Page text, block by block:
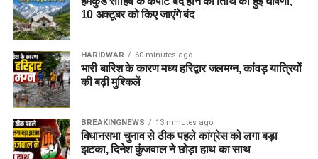
लिए आवश्यक व्यावहारिक कौशल की जांच हेतु स्किल टेस्ट लिया
जाएगा (जहां लागू हो)।
दस्तावेज सत्यापन (Document Verification – DV):
लिखित परीक्षा और स्किल टेस्ट की मेरिट के आधार पर शॉर्टलिस्ट
किए गए उम्मीदवारों को अपने मूल प्रमाणपत्रों की जांच करानी
होगी।
चिकित्सा परीक्षण (Medical Examination):अंतिम चयन से
पहले उम्मीदवारों का शारीरिक रूप से पद के योग्य होने की पुष्टि के
10 अक्टूबर को किए जाएंंगे बंद
HARIDWAR 60 minutes ago
भारी बारिश के कारण मध्य हरिद्वार जलमग्न, कांवड़ यात्रियों
की बढ़ी मुश्किलें
BREAKINGNEWS 13 minutes ago
विधानसभा चुनाव से ठीक पहले कांग्रेस को लगा बड़ा
झटका, दिनेश कुंजवाल ने छोड़ा हाथ का साथ